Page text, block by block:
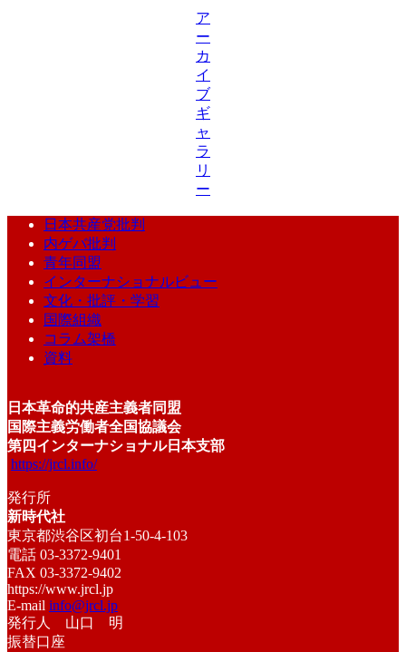
ア
ー
カ
イ
ブ
ギ
ャ
ラ
リ
ー
日本共産党批判
内ゲバ批判
青年同盟
インターナショナルビュー
文化・批評・学習
国際組織
コラム架橋
資料
日本革命的共産主義者同盟
国際主義労働者全国協議会
第四インターナショナル日本支部
https://jrcl.info/
発行所
新時代社
東京都渋谷区初台1-50-4-103
電話 03-3372-9401
FAX 03-3372-9402
https://www.jrcl.jp
E-mail info@jrcl.jp
発行人 山口 明
振替口座